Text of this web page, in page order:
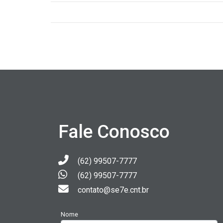
Fale Conosco
(62) 99507-7777
(62) 99507-7777
contato@se7e.cnt.br
Nome